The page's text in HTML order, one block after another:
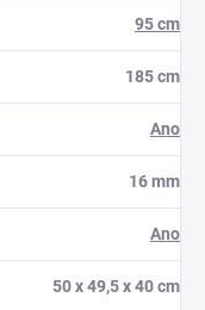
95 cm
185 cm
Ano
16 mm
Ano
50 x 49,5 x 40 cm